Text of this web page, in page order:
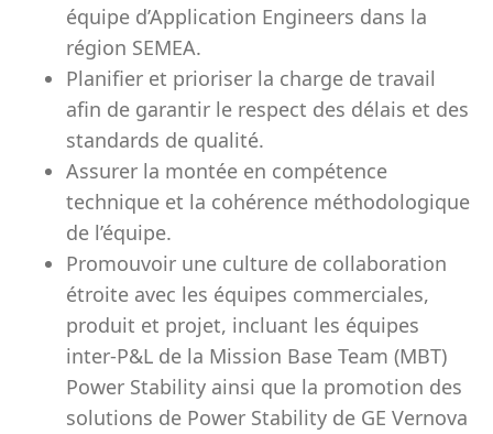
équipe d’Application Engineers dans la
région SEMEA.
Planifier et prioriser la charge de travail
afin de garantir le respect des délais et des
standards de qualité.
Assurer la montée en compétence
technique et la cohérence méthodologique
de l’équipe.
Promouvoir une culture de collaboration
étroite avec les équipes commerciales,
produit et projet, incluant les équipes
inter-P&L de la Mission Base Team (MBT)
Power Stability ainsi que la promotion des
solutions de Power Stability de GE Vernova